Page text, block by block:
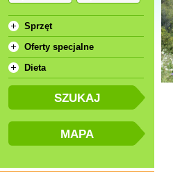
Sprzęt
Oferty specjalne
Dieta